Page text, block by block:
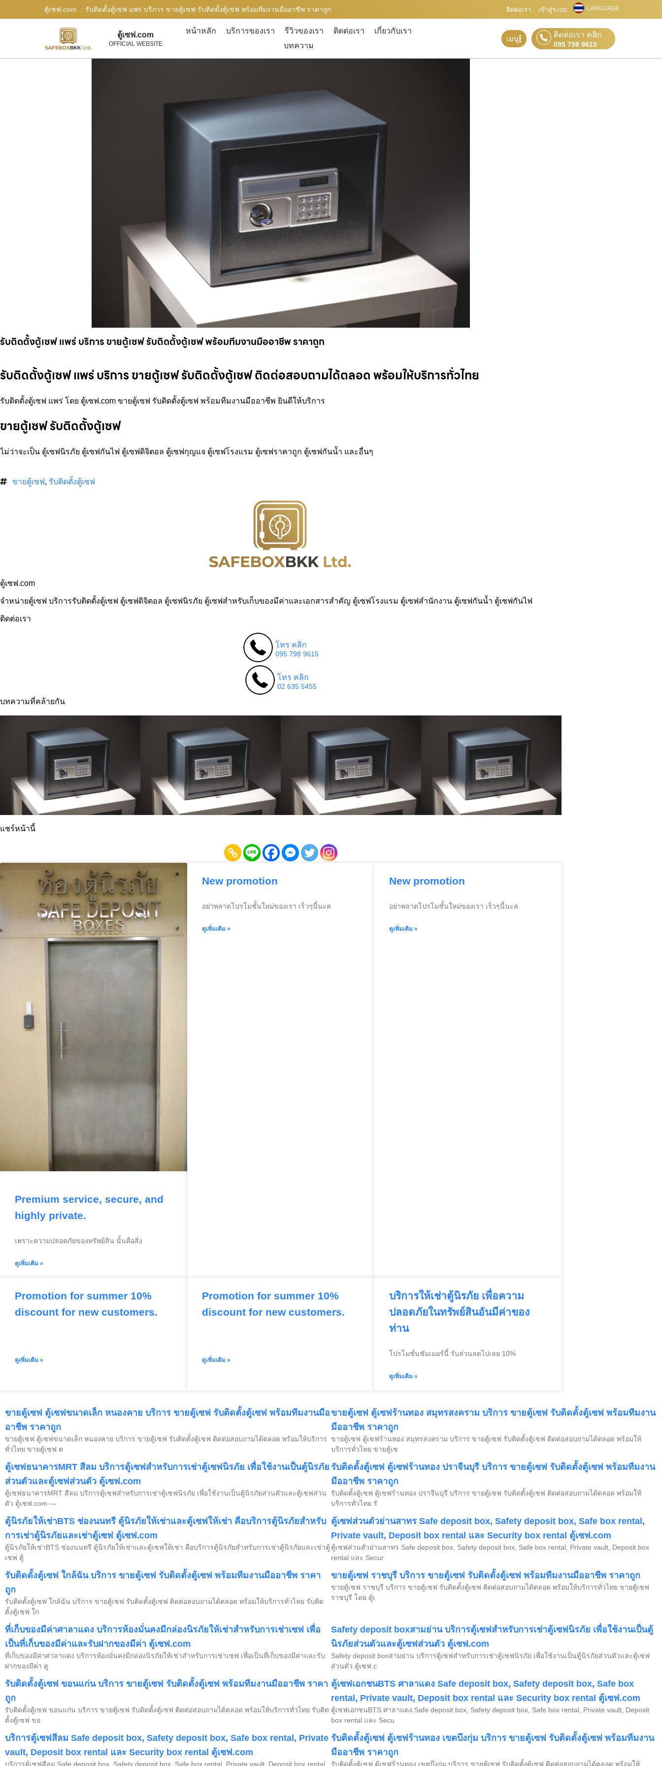
ตู้เซฟ.com : รับติดตั้งตู้เซฟ แพร่ บริการ ขายตู้เซฟ รับติดตั้งตู้เซฟ พร้อมทีมงานมืออาชีพ ราคาถูก ติดต่อเรา เข้าสู่ระบบ LANGUAGE
ตู้เซฟ.com
OFFICIAL WEBSITE
หน้าหลัก บริการของเรา รีวิวของเรา ติดต่อเรา
เกี่ยวกับเรา
บทความ
เมนู ติดต่อเรา คลิก
095 798 9615
รับติดตั้งตู้เซฟ แพร่ บริการ ขายตู้เซฟ รับติดตั้งตู้เซฟ พร้อมทีมงานมืออาชีพ ราคาถูก
รับติดตั้งตู้เซฟ แพร่ บริการ ขายตู้เซฟ รับติดตั้งตู้เซฟ ติดต่อสอบถามได้ตลอด พร้อมให้บริการทั่วไทย
รับติดตั้งตู้เซฟ แพร่ โดย ตู้เซฟ.com ขายตู้เซฟ รับติดตั้งตู้เซฟ พร้อมทีมงานมืออาชีพ ยินดีให้บริการ
ขายตู้เซฟ รับติดตั้งตู้เซฟ
ไม่ว่าจะเป็น ตู้เซฟนิรภัย ตู้เซฟกันไฟ ตู้เซฟดิจิตอล ตู้เซฟกุญแจ ตู้เซฟโรงแรม ตู้เซฟราคาถูก ตู้เซฟกันน้ำ และอื่นๆ
ขายตู้เซฟ, รับติดตั้งตู้เซฟ
ตู้เซฟ.com
จำหน่ายตู้เซฟ บริการรับติดตั้งตู้เซฟ ตู้เซฟดิจิตอล ตู้เซฟนิรภัย ตู้เซฟสำหรับเก็บของมีค่าและเอกสารสำคัญ ตู้เซฟโรงแรม ตู้เซฟสำนักงาน ตู้เซฟกันน้ำ ตู้เซฟกันไฟ
ติดต่อเรา
โทร คลิก
095 798 9615
โทร คลิก
02 635 5455
บทความที่คล้ายกัน
แชร์หน้านี้
Premium service, secure, and
highly private.
เพราะความปลอดภัยของทรัพย์สิน นั้นคือสิ่ง
ดูเพิ่มเติม »
New promotion
อย่าพลาดโปรโมชั้่นใหม่ของเรา เร็วๆนี้นะค
ดูเพิ่มเติม »
New promotion
อย่าพลาดโปรโมชั้่นใหม่ของเรา เร็วๆนี้นะค
ดูเพิ่มเติม »
Promotion for summer 10%
discount for new customers.
ดูเพิ่มเติม »
Promotion for summer 10%
discount for new customers.
ดูเพิ่มเติม »
บริการให้เช่าตู้นิรภัย เพื่อความ
ปลอดภัยในทรัพย์สินอันมีค่าของ
ท่าน
โปรโมชั่นชัมเมอร์นี้ รับส่วนลดไปเลย 10%
ดูเพิ่มเติม »
ขายตู้เซฟ ตู้เซฟขนาดเล็ก หนองคาย บริการ ขายตู้เซฟ รับติดตั้งตู้เซฟ พร้อมทีมงานมือ
อาชีพ ราคาถูก
ขายตู้เซฟ ตู้เซฟขนาดเล็ก หนองคาย บริการ ขายตู้เซฟ รับติดตั้งตู้เซฟ ติดต่อสอบถามได้ตลอด พร้อมให้บริการ
ทั่วไทย ขายตู้เซฟ ต
ขายตู้เซฟ ตู้เซฟร้านทอง สมุทรสงคราม บริการ ขายตู้เซฟ รับติดตั้งตู้เซฟ พร้อมทีมงาน
มืออาชีพ ราคาถูก
ขายตู้เซฟ ตู้เซฟร้านทอง สมุทรสงคราม บริการ ขายตู้เซฟ รับติดตั้งตู้เซฟ ติดต่อสอบถามได้ตลอด พร้อมให้
บริการทั่วไทย ขายตู้เซ
ตู้เซฟธนาคารMRT สีลม บริการตู้เซฟสำหรับการเช่าตู้เซฟนิรภัย เพื่อใช้งานเป็นตู้นิรภัย
ส่วนตัวและตู้เซฟส่วนตัว ตู้เซฟ.com
ตู้เซฟธนาคารMRT สีลม บริการตู้เซฟสำหรับการเช่าตู้เซฟนิรภัย เพื่อใช้งานเป็นตู้นิรภัยส่วนตัวและตู้เซฟส่วน
ตัว ตู้เซฟ.com —
รับติดตั้งตู้เซฟ ตู้เซฟร้านทอง ปราจีนบุรี บริการ ขายตู้เซฟ รับติดตั้งตู้เซฟ พร้อมทีมงาน
มืออาชีพ ราคาถูก
รับติดตั้งตู้เซฟ ตู้เซฟร้านทอง ปราจีนบุรี บริการ ขายตู้เซฟ รับติดตั้งตู้เซฟ ติดต่อสอบถามได้ตลอด พร้อมให้
บริการทั่วไทย รั
ตู้นิรภัยให้เช่าBTS ช่องนนทรี ตู้นิรภัยให้เช่าและตู้เซฟให้เช่า คือบริการตู้นิรภัยสำหรับ
การเช่าตู้นิรภัยและเช่าตู้เซฟ ตู้เซฟ.com
ตู้นิรภัยให้เช่าBTS ช่องนนทรี ตู้นิรภัยให้เช่าและตู้เซฟให้เช่า คือบริการตู้นิรภัยสำหรับการเช่าตู้นิรภัยและเช่าตู้
เซฟ ตู้
ตู้เซฟส่วนตัวย่านสาทร Safe deposit box, Safety deposit box, Safe box rental,
Private vault, Deposit box rental และ Security box rental ตู้เซฟ.com
ตู้เซฟส่วนตัวย่านสาทร Safe deposit box, Safety deposit box, Safe box rental, Private vault, Deposit box
rental และ Secur
รับติดตั้งตู้เซฟ ใกล้ฉัน บริการ ขายตู้เซฟ รับติดตั้งตู้เซฟ พร้อมทีมงานมืออาชีพ ราคา
ถูก
รับติดตั้งตู้เซฟ ใกล้ฉัน บริการ ขายตู้เซฟ รับติดตั้งตู้เซฟ ติดต่อสอบถามได้ตลอด พร้อมให้บริการทั่วไทย รับติด
ตั้งตู้เซฟ ใก
ขายตู้เซฟ ราชบุรี บริการ ขายตู้เซฟ รับติดตั้งตู้เซฟ พร้อมทีมงานมืออาชีพ ราคาถูก
ขายตู้เซฟ ราชบุรี บริการ ขายตู้เซฟ รับติดตั้งตู้เซฟ ติดต่อสอบถามได้ตลอด พร้อมให้บริการทั่วไทย ขายตู้เซฟ
ราชบุรี โดย ตู้เ
ที่เก็บของมีค่าศาลาแดง บริการห้องมั่นคงมีกล่องนิรภัยให้เช่าสำหรับการเช่าเซฟ เพื่อ
เป็นที่เก็บของมีค่าและรับฝากของมีค่า ตู้เซฟ.com
ที่เก็บของมีค่าศาลาแดง บริการห้องมั่นคงมีกล่องนิรภัยให้เช่าสำหรับการเช่าเซฟ เพื่อเป็นที่เก็บของมีค่าและรับ
ฝากของมีค่า ตู
Safety deposit boxสามย่าน บริการตู้เซฟสำหรับการเช่าตู้เซฟนิรภัย เพื่อใช้งานเป็นตู้
นิรภัยส่วนตัวและตู้เซฟส่วนตัว ตู้เซฟ.com
Safety deposit boxสามย่าน บริการตู้เซฟสำหรับการเช่าตู้เซฟนิรภัย เพื่อใช้งานเป็นตู้นิรภัยส่วนตัวและตู้เซฟ
ส่วนตัว ตู้เซฟ.c
รับติดตั้งตู้เซฟ ขอนแก่น บริการ ขายตู้เซฟ รับติดตั้งตู้เซฟ พร้อมทีมงานมืออาชีพ ราคา
ถูก
รับติดตั้งตู้เซฟ ขอนแก่น บริการ ขายตู้เซฟ รับติดตั้งตู้เซฟ ติดต่อสอบถามได้ตลอด พร้อมให้บริการทั่วไทย รับติด
ตั้งตู้เซฟ ขอ
ตู้เซฟเอกชนBTS ศาลาแดง Safe deposit box, Safety deposit box, Safe box
rental, Private vault, Deposit box rental และ Security box rental ตู้เซฟ.com
ตู้เซฟเอกชนBTS ศาลาแดง Safe deposit box, Safety deposit box, Safe box rental, Private vault, Deposit
box rental และ Secu
บริการตู้เซฟสีลม Safe deposit box, Safety deposit box, Safe box rental, Private
vault, Deposit box rental และ Security box rental ตู้เซฟ.com
บริการตู้เซฟสีลม Safe deposit box, Safety deposit box, Safe box rental, Private vault, Deposit box rental
รับติดตั้งตู้เซฟ ตู้เซฟร้านทอง เขตบึงกุ่ม บริการ ขายตู้เซฟ รับติดตั้งตู้เซฟ พร้อมทีมงาน
มืออาชีพ ราคาถูก
รับติดตั้งตู้เซฟ ตู้เซฟร้านทอง เขตบึงกุ่ม บริการ ขายตู้เซฟ รับติดตั้งตู้เซฟ ติดต่อสอบถามได้ตลอด พร้อมให้